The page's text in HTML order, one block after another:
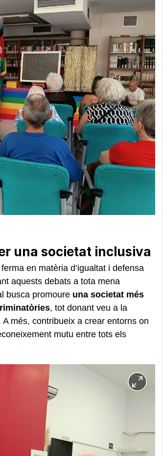
una societat inclusiva
en matèria d’igualtat i defensa
aquests debats a tota mena
busca promoure una societat més
, tot donant veu a la
més, contribueix a crear entorns on
mutu entre tots els